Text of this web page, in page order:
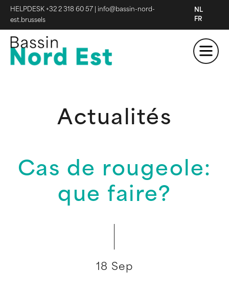
HELPDESK +32 2 318 60 57
info@bassin-nord-
est.brussels
NL
FR
Actualités
Cas de rougeole:
que faire?
18 Sep